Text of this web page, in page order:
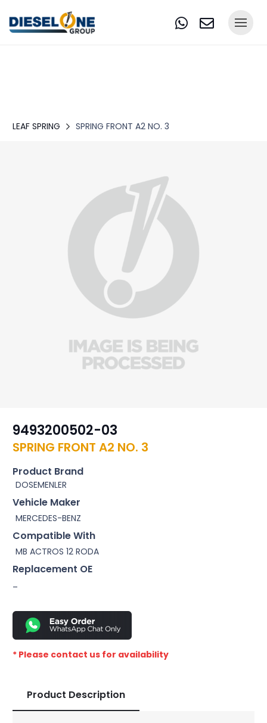
LEAF SPRING SPRING FRONT A2 NO. 3
9493200502-03
SPRING FRONT A2 NO. 3
Product Brand
DOSEMENLER
Vehicle Maker
MERCEDES-BENZ
Compatible With
MB ACTROS 12 RODA
Replacement OE
–
* Please contact us for availability
Product Description